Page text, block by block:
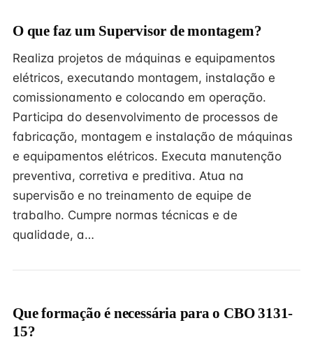
O que faz um Supervisor de montagem?
Realiza projetos de máquinas e equipamentos
elétricos, executando montagem, instalação e
comissionamento e colocando em operação.
Participa do desenvolvimento de processos de
fabricação, montagem e instalação de máquinas
e equipamentos elétricos. Executa manutenção
preventiva, corretiva e preditiva. Atua na
supervisão e no treinamento de equipe de
trabalho. Cumpre normas técnicas e de
qualidade, a…
Que formação é necessária para o CBO 3131-
15?